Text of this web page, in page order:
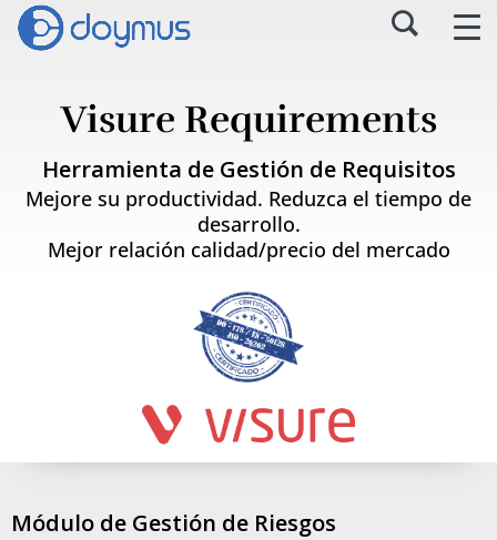
Visure Requirements
Herramienta de Gestión de Requisitos
Mejore su productividad. Reduzca el tiempo de
desarrollo.
Mejor relación calidad/precio del mercado
Módulo de Gestión de Riesgos